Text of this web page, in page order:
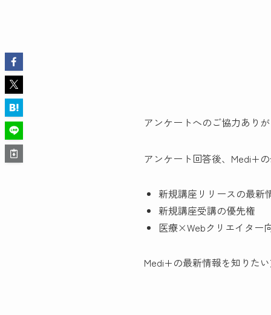
アンケートへのご協力あり
アンケート回答後、Medi+
新規講座リリースの最新
新規講座受講の優先権
医療×Webクリエイター
Medi+の最新情報を知りた